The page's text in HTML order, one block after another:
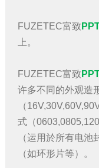
FUZETEC富致
上。
FUZETEC富致
许多不同的外观造
（
式（
（运用於所有电
（如环形片等）。